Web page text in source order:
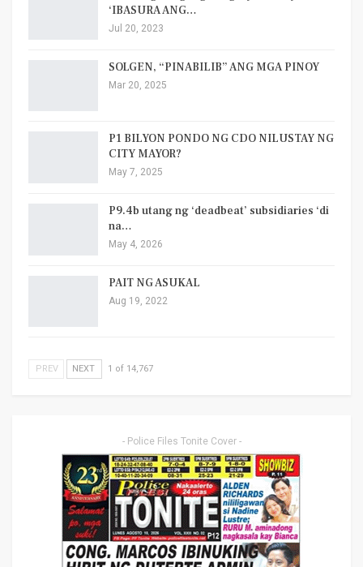
‘IBASURA ANG…
Jul 20, 2023
SOLGEN, “PINABILIB” ANG MGA PINOY
Mar 20, 2025
P1 BILYON PONDO NG CDO NILUSTAY NG
CITY MAYOR?
May 7, 2025
P9.4b utang ng ‘deadbeat’ subsidiaries ‘di
na…
May 4, 2026
PAIT NG ASUKAL
Aug 19, 2022
PREV NEXT 1 of 14,767
- Police Files Tonite Cover -